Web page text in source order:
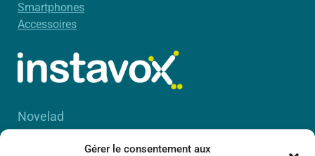
Gérer le consentement aux
Smartphones
Accessoires
Novelad